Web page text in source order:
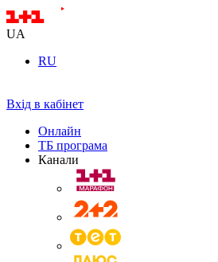
UA
RU
Вхід в кабінет
Онлайн
ТБ програма
Канали